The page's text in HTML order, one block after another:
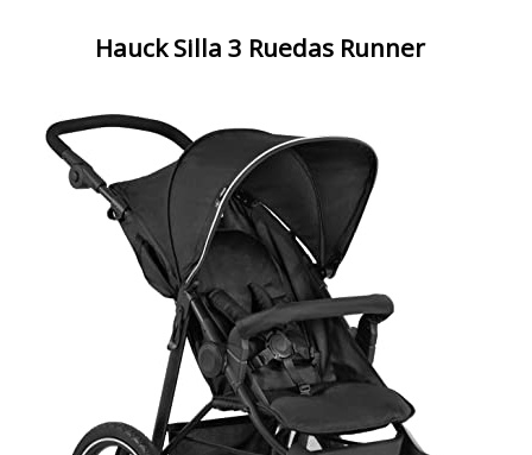
Hauck Silla 3 Ruedas Runner